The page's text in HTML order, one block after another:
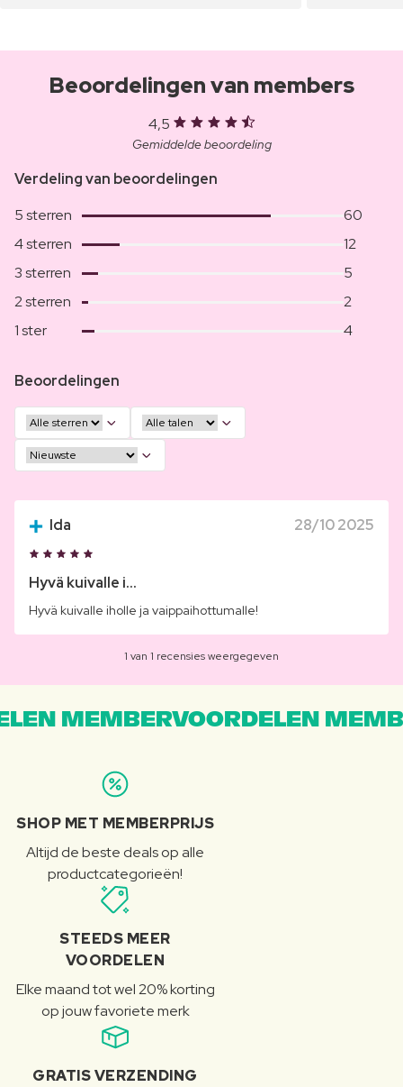
Beoordelingen van members
4,5
Gemiddelde beoordeling
Verdeling van beoordelingen
5 sterren
60
4 sterren
12
3 sterren
5
2 sterren
2
1 ster
4
Beoordelingen
Ida 28/10 2025
Hyvä kuivalle i...
Hyvä kuivalle iholle ja vaippaihottumalle!
1 van 1 recensies weergegeven
MEMBERVOORDELEN
SHOP MET MEMBERPRIJS
Altijd de beste deals op alle
productcategorieën!
STEEDS MEER
VOORDELEN
Elke maand tot wel 20% korting
op jouw favoriete merk
GRATIS VERZENDING